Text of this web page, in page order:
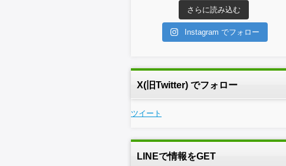
さらに読み込む
Instagram でフォロー
X(旧Twitter) でフォロー
ツイート
LINEで情報をGET